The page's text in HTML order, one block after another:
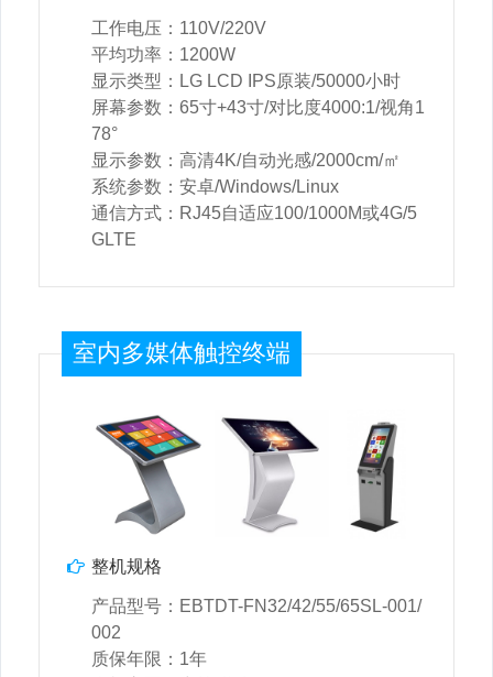
工作电压：110V/220V
平均功率：1200W
显示类型：LG LCD IPS原装/50000小时
屏幕参数：65寸+43寸/对比度4000:1/视角1
78°
显示参数：高清4K/自动光感/2000cm/㎡
系统参数：安卓/Windows/Linux
通信方式：RJ45自适应100/1000M或4G/5
GLTE
室内多媒体触控终端
整机规格
产品型号：EBTDT-FN32/42/55/65SL-001/
002
质保年限：1年